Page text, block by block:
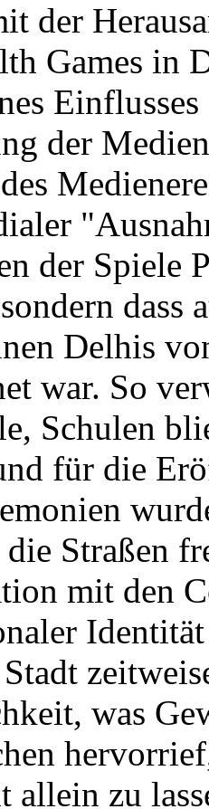
der
Games in
der
der Spiele
dass
Delhis
war. So
Schulen
für die
Straßen
mit den
was
allein zu